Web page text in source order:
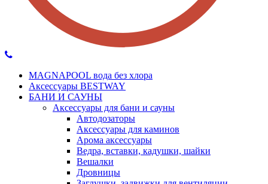
MAGNAPOOL вода без хлора
Аксессуары BESTWAY
БАНИ И САУНЫ
Аксессуары для бани и сауны
Автодозаторы
Аксессуары для каминов
Арома аксессуары
Ведра, вставки, кадушки, шайки
Вешалки
Дровницы